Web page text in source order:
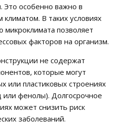
Это особенно важно в
В таких условиях
позволяет
факторов на организм.
не содержат
которые могут
или пластиковых строениях
фенолы). Долгосрочное
может снизить риск
заболеваний.